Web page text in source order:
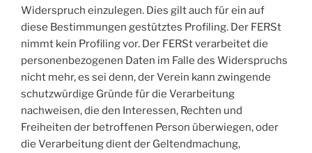
Widerspruch einzulegen. Dies gilt auch für ein auf
diese Bestimmungen gestütztes Profiling. Der FERSt
nimmt kein Profiling vor. Der FERSt verarbeitet die
personenbezogenen Daten im Falle des Widerspruchs
nicht mehr, es sei denn, der Verein kann zwingende
schutzwürdige Gründe für die Verarbeitung
nachweisen, die den Interessen, Rechten und
Freiheiten der betroffenen Person überwiegen, oder
die Verarbeitung dient der Geltendmachung,